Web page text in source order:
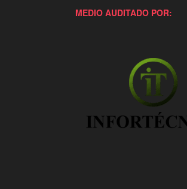
MEDIO AUDITADO POR: